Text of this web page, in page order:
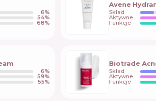
6%
54%
68%
Avene
Skład
Aktywne
Funkcje
6%
59%
55%
Biotrade
Skład
Aktywne
Funkcje